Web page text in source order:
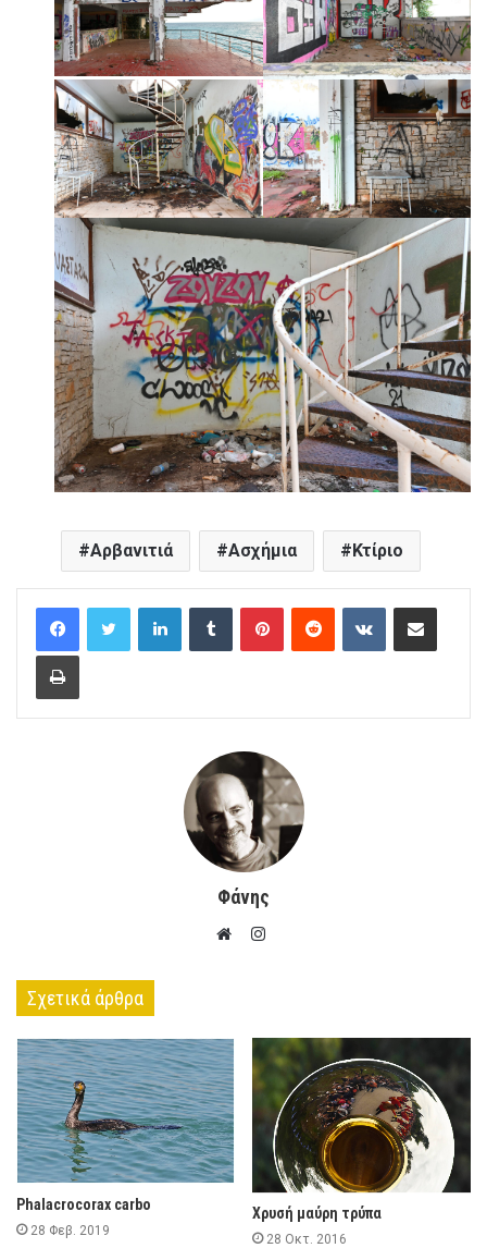
Αρβανιτιά Ασχήμια Κτίριο
LinkedInTumblr PinterestReddit VKontakteΜοίρασέ το με e-mail
Εκτύπωση
Φάνης
Instagram
Σχετικά άρθρα
Phalacrocorax carbo
28 Φεβ. 2019
Χρυσή μαύρη τρύπα
28 Οκτ. 2016